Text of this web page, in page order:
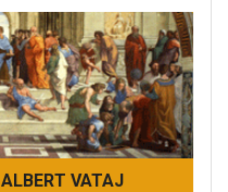
ALBERT VATAJ